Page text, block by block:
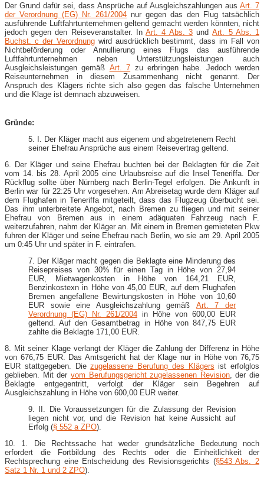
Der Grund dafür sei, dass Ansprüche auf Ausgleichszahlungen aus Art. 7
der Verordnung (EG) Nr. 261/2004 nur gegen das den Flug tatsächlich
ausführende Luftfahrtunternehmen geltend gemacht werden könnten, nicht
jedoch gegen den Reiseveranstalter. InArt. 4 Abs. 3undArt. 5 Abs. 1
Buchst. c der Verordnungwird ausdrücklich bestimmt, dass im Fall von
Nichtbeförderung oder Annullierung eines Flugs das ausführende
Luftfahrtunternehmen neben Unterstützungsleistungen auch
Ausgleichsleistungen gemäß Art. 7 zu erbringen habe. Jedoch werden
Reiseunternehmen in diesem Zusammenhang nicht genannt. Der
Anspruch des Klägers richte sich also gegen das falsche Unternehmen
und die Klage ist demnach abzuweisen.
Gründe:
5. I. Der Kläger macht aus eigenem und abgetretenem Recht
seiner Ehefrau Ansprüche aus einem Reisevertrag geltend.
6. Der Kläger und seine Ehefrau buchten bei der Beklagten für die Zeit
vom 14. bis 28. April 2005 eine Urlaubsreise auf die Insel Teneriffa. Der
Rückflug sollte über Nürnberg nach Berlin-Tegel erfolgen. Die Ankunft in
Berlin war für 22:25 Uhr vorgesehen. Am Abreisetag wurde dem Kläger auf
dem Flughafen in Teneriffa mitgeteilt, dass das Flugzeug überbucht sei.
Das ihm unterbreitete Angebot, nach Bremen zu fliegen und mit seiner
Ehefrau von Bremen aus in einem adäquaten Fahrzeug nach F.
weiterzufahren, nahm der Kläger an. Mit einem in Bremen gemieteten Pkw
fuhren der Kläger und seine Ehefrau nach Berlin, wo sie am 29. April 2005
um 0:45 Uhr und später in F. eintrafen.
7. Der Kläger macht gegen die Beklagte eine Minderung des
Reisepreises von 30% für einen Tag in Höhe von 27,94
EUR, Mietwagenkosten in Höhe von 164,21 EUR,
Benzinkostexn in Höhe von 45,00 EUR, auf dem Flughafen
Bremen angefallene Bewirtungskosten in Höhe von 10,60
EUR sowie eine Ausgleichszahlung gemäß Art. 7 der
Verordnung (EG) Nr. 261/2004 in Höhe von 600,00 EUR
geltend. Auf den Gesamtbetrag in Höhe von 847,75 EUR
zahlte die Beklagte 171,00 EUR.
8. Mit seiner Klage verlangt der Kläger die Zahlung der Differenz in Höhe
von 676,75 EUR. Das Amtsgericht hat der Klage nur in Höhe von 76,75
EUR stattgegeben. Diezugelassene Berufung des Klägers ist erfolglos
geblieben. Mit der vom Berufungsgericht zugelassenen Revision, der die
Beklagte entgegentritt, verfolgt der Kläger sein Begehren auf
Ausgleichszahlung in Höhe von 600,00 EUR weiter.
9. II. Die Voraussetzungen für die Zulassung der Revision
liegen nicht vor, und die Revision hat keine Aussicht auf
Erfolg (§ 552 a ZPO).
10. 1. Die Rechtssache hat weder grundsätzliche Bedeutung noch
erfordert die Fortbildung des Rechts oder die Einheitlichkeit der
Rechtsprechung eine Entscheidung des Revisionsgerichts (§543 Abs. 2
Satz 1 Nr. 1 und 2 ZPO).